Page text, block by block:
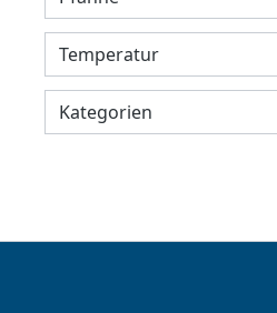
Temperatur
Kategorien